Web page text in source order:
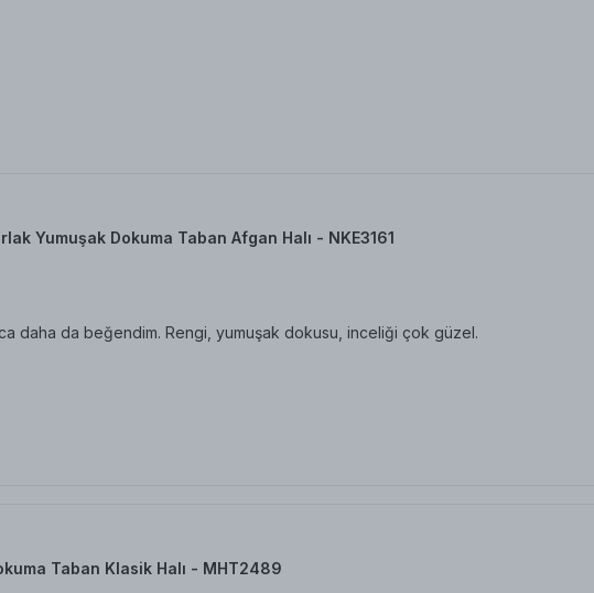
Yumuşak Dokuma Taban Afgan Halı - NKE3161
daha da beğendim. Rengi, yumuşak dokusu, inceliği çok güzel.
Taban Klasik Halı - MHT2489